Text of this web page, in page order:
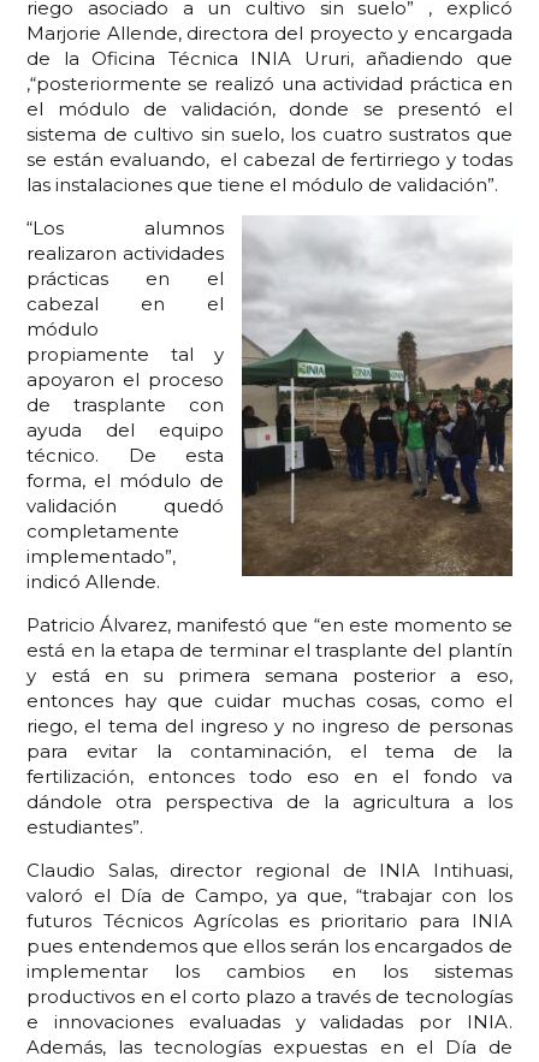
riego asociado a un cultivo sin suelo” , explicó
Marjorie Allende, directora del proyecto y encargada
de la Oficina Técnica INIA Ururi, añadiendo que
,“posteriormente se realizó una actividad práctica en
el módulo de validación, donde se presentó el
sistema de cultivo sin suelo, los cuatro sustratos que
se están evaluando, el cabezal de fertirriego y todas
las instalaciones que tiene el módulo de validación”.
“Los alumnos
realizaron actividades
prácticas en el
cabezal en el
módulo
propiamente tal y
apoyaron el proceso
de trasplante con
ayuda del equipo
técnico. De esta
forma, el módulo de
validación quedó
completamente
implementado”,
indicó Allende.
Patricio Álvarez, manifestó que “en este momento se
está en la etapa de terminar el trasplante del plantín
y está en su primera semana posterior a eso,
entonces hay que cuidar muchas cosas, como el
riego, el tema del ingreso y no ingreso de personas
para evitar la contaminación, el tema de la
fertilización, entonces todo eso en el fondo va
dándole otra perspectiva de la agricultura a los
estudiantes”.
Claudio Salas, director regional de INIA Intihuasi,
valoró el Día de Campo, ya que, “trabajar con los
futuros Técnicos Agrícolas es prioritario para INIA
pues entendemos que ellos serán los encargados de
implementar los cambios en los sistemas
productivos en el corto plazo a través de tecnologías
e innovaciones evaluadas y validadas por INIA.
Además, las tecnologías expuestas en el Día de